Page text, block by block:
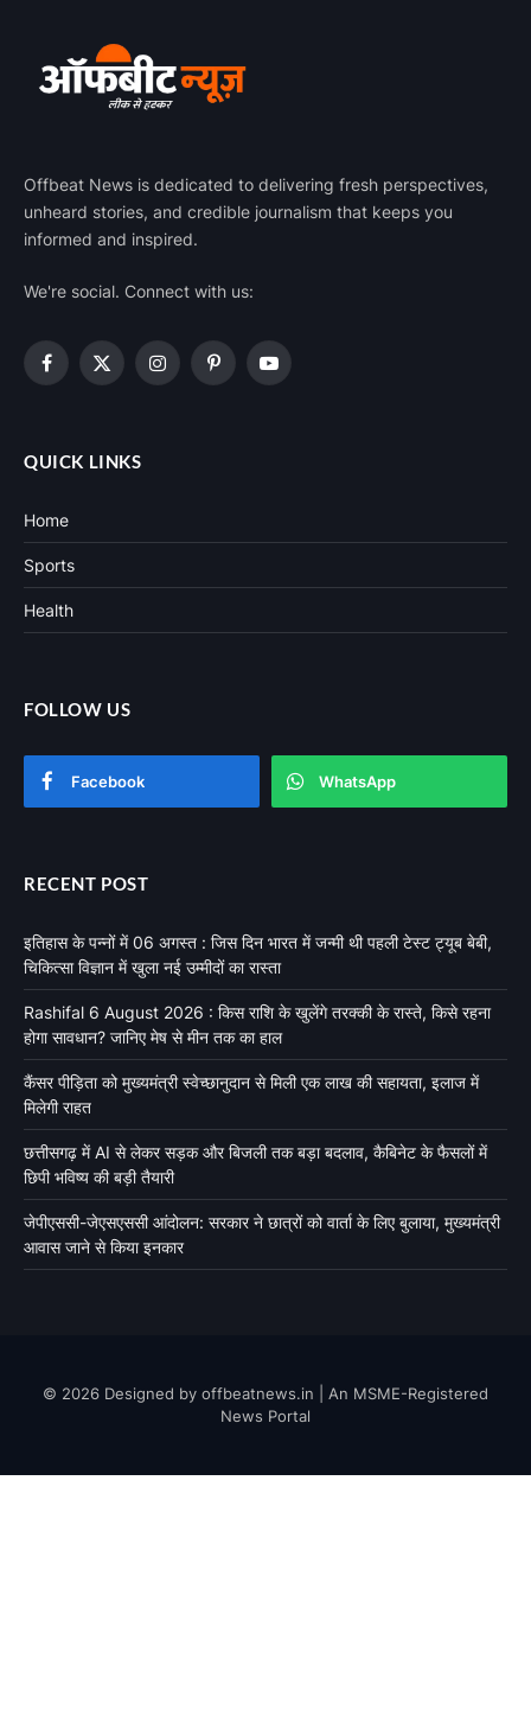
Offbeat News is dedicated to delivering fresh perspectives,
unheard stories, and credible journalism that keeps you
informed and inspired.
We're social. Connect with us:
Facebook
X
InstagramPinterestYouTube
QUICK LINKS
Home
Sports
Health
FOLLOW US
Facebook WhatsApp
RECENT POST
इतिहास के पन्नों में 06 अगस्त : जिस दिन भारत में जन्मी थी पहली टेस्ट ट्यूब बेबी,
चिकित्सा विज्ञान में खुला नई उम्मीदों का रास्ता
Rashifal 6 August 2026 : किस राशि के खुलेंगे तरक्की के रास्ते, किसे रहना
होगा सावधान? जानिए मेष से मीन तक का हाल
कैंसर पीड़िता को मुख्यमंत्री स्वेच्छानुदान से मिली एक लाख की सहायता, इलाज में
मिलेगी राहत
छत्तीसगढ़ में AI से लेकर सड़क और बिजली तक बड़ा बदलाव, कैबिनेट के फैसलों में
छिपी भविष्य की बड़ी तैयारी
जेपीएससी-जेएसएससी आंदोलन: सरकार ने छात्रों को वार्ता के लिए बुलाया, मुख्यमंत्री
आवास जाने से किया इनकार
© 2026 Designed by offbeatnews.in | An MSME-Registered
News Portal